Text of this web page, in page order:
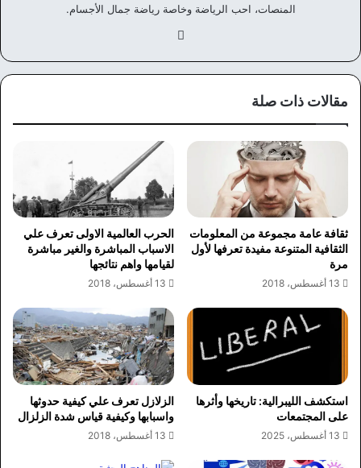
المنصات، احب الرياضة وخاصة رياضة جمال الأجسام.
وك
مقالات ذات صلة
ثقافة عامة مجموعة من المعلومات
الثقافية المتنوعة مفيدة تعرفها لأول
مرة
13 أغسطس، 2018
الحرب العالمية الاولى تعرف علي
الاسباب المباشرة والغير مباشرة
لقيامها واهم نتائجها
13 أغسطس، 2018
استكشف الليبرالية: تاريخها وأثرها
على المجتمعات
13 أغسطس، 2025
الزلازل تعرف علي كيفية حدوثها
واسبابها وكيفية قياس شدة الزلزال
13 أغسطس، 2018